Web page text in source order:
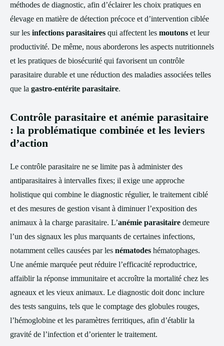
méthodes de diagnostic, afin d’éclairer les choix pratiques en
élevage en matière de détection précoce et d’intervention ciblée
sur les infections parasitaires qui affectent les moutons et leur
productivité. De même, nous aborderons les aspects nutritionnels
et les pratiques de biosécurité qui favorisent un contrôle
parasitaire durable et une réduction des maladies associées telles
que la gastro-entérite parasitaire.
Contrôle parasitaire et anémie parasitaire
: la problématique combinée et les leviers
d’action
Le contrôle parasitaire ne se limite pas à administer des
antiparasitaires à intervalles fixes; il exige une approche
holistique qui combine le diagnostic régulier, le traitement ciblé
et des mesures de gestion visant à diminuer l’exposition des
animaux à la charge parasitaire. L’anémie parasitaire demeure
l’un des signaux les plus marquants de certaines infections,
notamment celles causées par les nématodes hématophages.
Une anémie marquée peut réduire l’efficacité reproductrice,
affaiblir la réponse immunitaire et accroître la mortalité chez les
agneaux et les vieux animaux. Le diagnostic doit donc inclure
des tests sanguins, tels que le comptage des globules rouges,
l’hémoglobine et les paramètres ferritiques, afin d’établir la
gravité de l’infection et d’orienter le traitement.